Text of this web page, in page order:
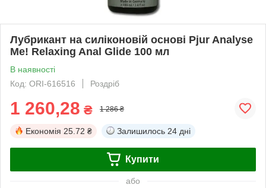
Лубрикант на силіконовій основі Pjur Analyse
Me! Relaxing Anal Glide 100 мл
В наявності
Код: ORI-616516
Роздріб
1 260,28 ₴ 1 286 ₴
Економія 25.72 ₴ Залишилось 24 дні
Купити
або